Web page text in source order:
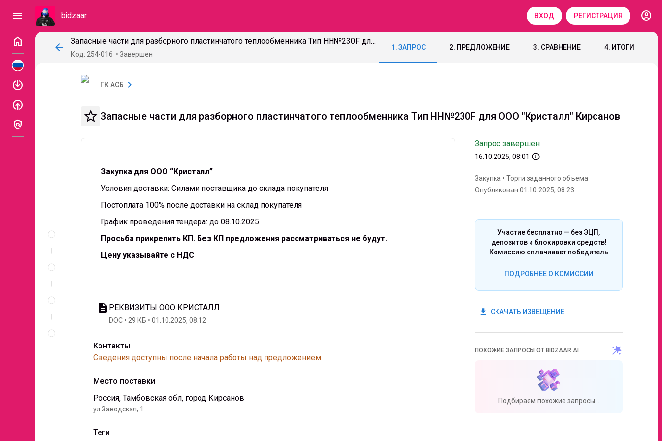
menu bidzaar ВХОД РЕГИСТРАЦИЯ
account_circle
home
enable
enable
policy
arrow_back
Запасные части для разборного пластинчатого теплообменника Тип НН№230F для ООО "Кристалл" Кирсанов
Код: 254-016 Завершен
1. ЗАПРОС 2. ПРЕДЛОЖЕНИЕ 3. СРАВНЕНИЕ 4. ИТОГИ
Спецификация
ГК АСБ chevron_right
star_border Запасные части для разборного пластинчатого теплообменника Тип НН№230F для ООО "Кристалл" Кирсанов
Закупка для ООО “Кристалл”
Условия доставки: Силами поставщика до склада покупателя
Постоплата 100% после доставки на склад покупателя
График проведения тендера: до 08.10.2025
Просьба прикрепить КП. Без КП предложения рассматриваться не будут.
Цену указывайте с НДС
description РЕКВИЗИТЫ ООО КРИСТАЛЛ
DOC 29 КБ 01.10.2025, 08:12
Контакты
Сведения доступны после начала работы над предложением.
Место поставки
Россия, Тамбовская обл, город Кирсанов
ул Заводская, 1
Теги
Запрос завершен
16.10.2025, 08:01 info_outline
Закупка • Торги заданного объема
Опубликован 01.10.2025, 08:23
Участие бесплатно — без ЭЦП,
депозитов и блокировки средств!
Комиссию оплачивает победитель
ПОДРОБНЕЕ О КОМИССИИ
get_app СКАЧАТЬ ИЗВЕЩЕНИЕ
ПОХОЖИЕ ЗАПРОСЫ ОТ BIDZAAR AI
Подбираем похожие запросы...